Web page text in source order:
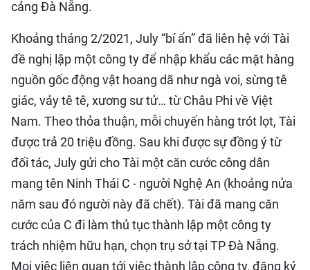
cảng Đà Nẵng.
Khoảng tháng 2/2021, July “bí ẩn” đã liên hệ với Tài
đề nghị lập một công ty để nhập khẩu các mặt hàng
nguồn gốc động vật hoang dã như ngà voi, sừng tê
giác, vảy tê tê, xương sư tử… từ Châu Phi về Việt
Nam. Theo thỏa thuận, mỗi chuyến hàng trót lọt, Tài
được trả 20 triệu đồng. Sau khi được sự đồng ý từ
đối tác, July gửi cho Tài một căn cước công dân
mang tên Ninh Thái C - người Nghệ An (khoảng nửa
năm sau đó người này đã chết). Tài đã mang căn
cước của C đi làm thủ tục thành lập một công ty
trách nhiệm hữu hạn, chọn trụ sở tại TP Đà Nẵng.
Mọi việc liên quan tới việc thành lập công ty, đăng ký